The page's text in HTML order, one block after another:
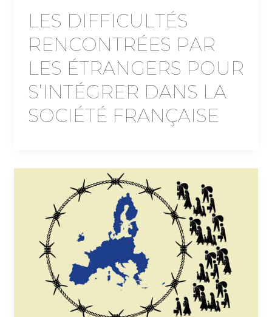
LES DIFFICULTÉS
RENCONTRÉES PAR
LES ÉTRANGERS POUR
S’INTÉGRER DANS LA
SOCIÉTÉ FRANÇAISE